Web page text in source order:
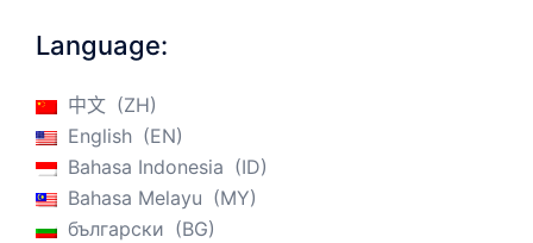
Language:
中文
ZH
English
EN
Bahasa Indonesia
ID
Bahasa Melayu
MY
български
BG